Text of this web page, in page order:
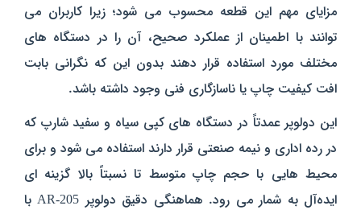
مزایای مهم این قطعه محسوب می‌ شود؛ زیرا کاربران می‌
توانند با اطمینان از عملکرد صحیح، آن را در دستگاه‌ های
مختلف مورد استفاده قرار دهند بدون این که نگرانی بابت
افت کیفیت چاپ یا ناسازگاری فنی وجود داشته باشد.
این دولوپر عمدتاً در دستگاه‌ های کپی سیاه‌ و سفید شارپ که
در رده اداری و نیمه‌ صنعتی قرار دارند استفاده می‌ شود و برای
محیط‌ هایی با حجم چاپ متوسط تا نسبتاً بالا گزینه‌ ای
ایده‌آل به شمار می‌ رود. هماهنگی دقیق دولوپر AR-205 با